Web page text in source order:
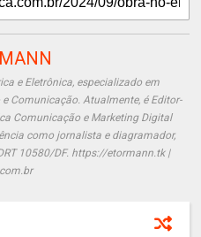
e Eletrônica, especializado em
Comunicação. Atualmente, é Editor-
Comunicação e Marketing Digital
como jornalista e diagramador,
10580/DF. https://etormann.tk |